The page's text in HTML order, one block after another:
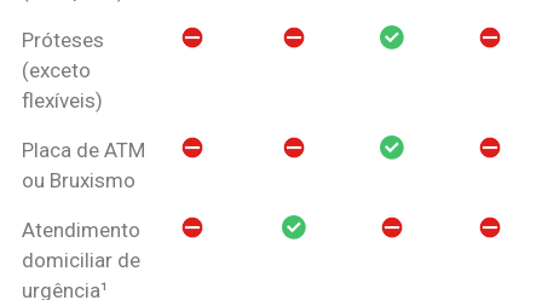
Próteses
(exceto
flexíveis)
Placa de ATM
ou Bruxismo
Atendimento
domiciliar de
urgência¹